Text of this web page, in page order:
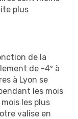
plus
de la
de -4º à
à Lyon se
les mois
les plus
valise en